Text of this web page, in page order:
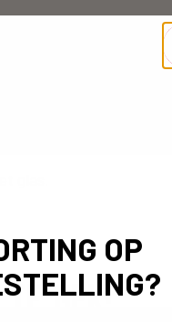
GEK!
OP